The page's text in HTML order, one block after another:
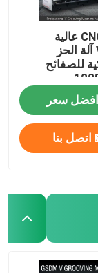
آلة الحز CNC عالية
السرعة V آلة الحز
للصفائح
افضل سعر
اتصل بنا